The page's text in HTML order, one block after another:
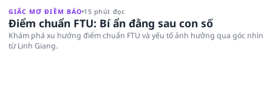
GIẤC MƠ ĐIỀM BÁO 15 phút đọc
Điểm chuẩn FTU: Bí ẩn đằng sau con số
Khám phá xu hướng điểm chuẩn FTU và yếu tố ảnh hưởng qua góc nhìn
từ Linh Giang.